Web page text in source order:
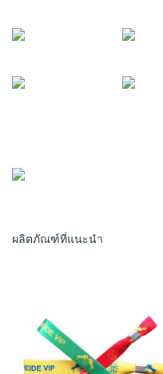
ผลิตภัณฑ์ที่แนะนำ